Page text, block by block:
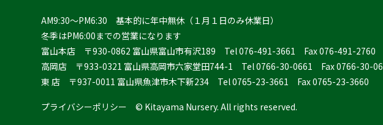
AM9:30〜PM6:30 基本的に年中無休（１月１日のみ休業日）
冬季はPM6:00までの営業になります
富山本店
〒930-0862 富山県富山市有沢189
Tel 076-491-3661 Fax 076-491-2760
高岡店
〒933-0321 富山県高岡市六家堂田744-1
Tel 0766-30-0661 Fax 0766-30-
東 店
〒937-0011 富山県魚津市木下新234 Tel 0765-23-3661 Fax 0765-23-3660
プライバシーポリシー ©︎ Kitayama Nursery. All rights reserved.